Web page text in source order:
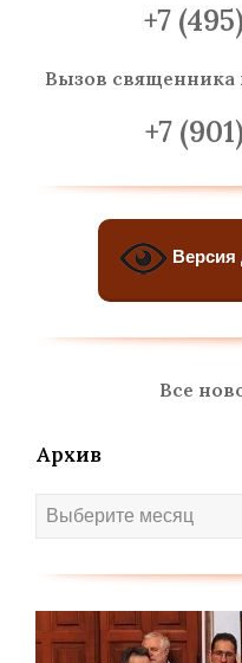
+7
Вызов священника
+7
Версия
Все
Архив
Архив